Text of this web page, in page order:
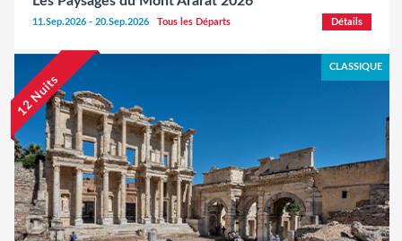
11.Sep.2026 - 20.Sep.2026 Tous les Départs Détails
12 Nuits
CLASSIQUE